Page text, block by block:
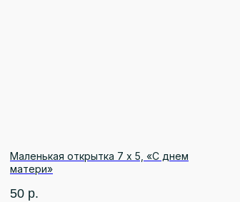
Маленькая открытка 7 х 5, «С днем
матери»
50 р.